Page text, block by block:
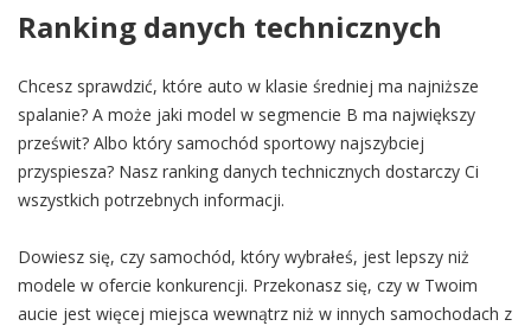
Ranking danych technicznych
Chcesz sprawdzić, które auto w klasie średniej ma najniższe
spalanie? A może jaki model w segmencie B ma największy
prześwit? Albo który samochód sportowy najszybciej
przyspiesza? Nasz ranking danych technicznych dostarczy Ci
wszystkich potrzebnych informacji.
Dowiesz się, czy samochód, który wybrałeś, jest lepszy niż
modele w ofercie konkurencji. Przekonasz się, czy w Twoim
aucie jest więcej miejsca wewnątrz niż w innych samochodach z